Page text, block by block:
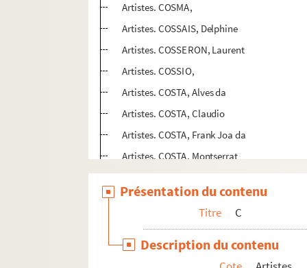
Artistes. COSMA,
Artistes. COSSAIS, Delphine
Artistes. COSSERON, Laurent
Artistes. COSSIO,
Artistes. COSTA, Alves da
Artistes. COSTA, Claudio
Artistes. COSTA, Frank Joa da
Artistes. COSTA, Montserrat
Artistes. COSTA, Nadine
Artistes. COSTA, Vasco
Artistes. COSTA CAMELO, Raul da
Artistes. COSTALONGA, Franco
Artistes. COSTANTINI, Flavio
Présentation du contenu
Titre C
Description du contenu